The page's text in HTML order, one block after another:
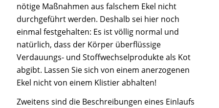
nötige Maßnahmen aus falschem Ekel nicht
durchgeführt werden. Deshalb sei hier noch
einmal festgehalten: Es ist völlig normal und
natürlich, dass der Körper überflüssige
Verdauungs- und Stoffwechselprodukte als Kot
abgibt. Lassen Sie sich von einem anerzogenen
Ekel nicht von einem Klistier abhalten!
Zweitens sind die Beschreibungen eines Einlaufs